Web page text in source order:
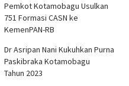
Pemkot Kotamobagu Usulkan
751 Formasi CASN ke
KemenPAN-RB
Dr Asripan Nani Kukuhkan Purna
Paskibraka Kotamobagu
Tahun 2023